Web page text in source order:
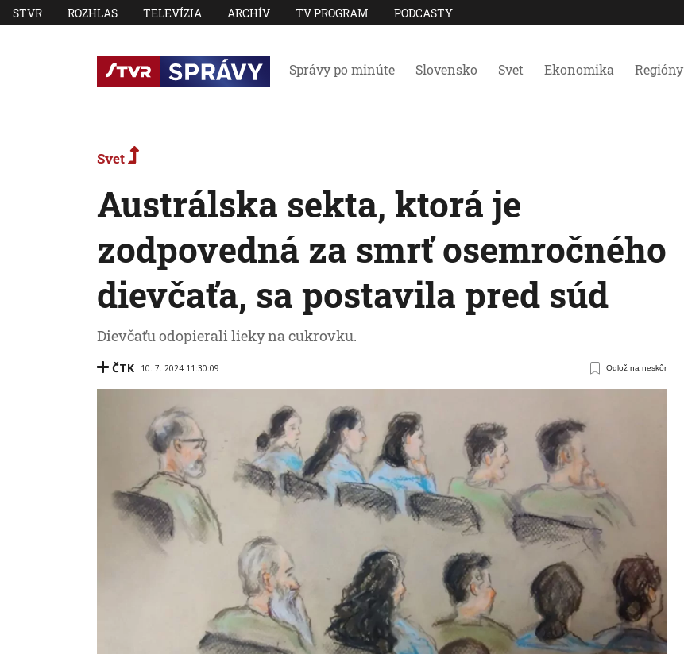
STVR ROZHLAS TELEVÍZIA ARCHÍV TV PROGRAM PODCASTY
Správy po minúte Slovensko Svet Ekonomika Regióny
Svet
Austrálska sekta, ktorá je
zodpovedná za smrť osemročného
dievčaťa, sa postavila pred súd
Dievčaťu odopierali lieky na cukrovku.
ČTK 10. 7. 2024 11:30:09 Odlož na neskôr